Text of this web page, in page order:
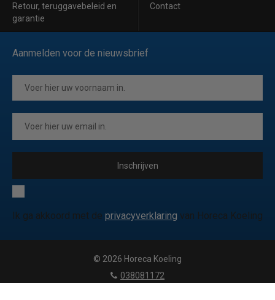
Retour, teruggavebeleid en
garantie
Contact
Aanmelden voor de nieuwsbrief
Inschrijven
Ik ga akkoord met de privacyverklaring van Horeca Koeling
© 2026 Horeca Koeling
|
038081172